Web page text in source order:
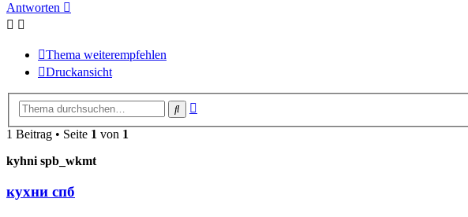
Antworten
Thema weiterempfehlen
Druckansicht
Suche
1 Beitrag • Seite 1 von 1
kyhni spb_wkmt
кухни спб